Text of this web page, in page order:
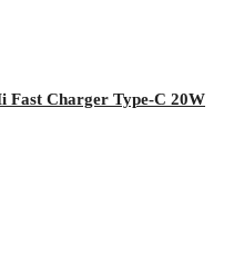
Fast Charger Type-C 20W